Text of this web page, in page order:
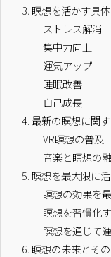
3. 瞑想を活かす具
ストレス解消
集中力向上
運気アップ
睡眠改善
自己成長
4.最新の瞑想に関
VR瞑想の普及
音楽と瞑想の
5. 瞑想を最大限に
瞑想の効果を
瞑想を習慣化
瞑想を通じて
6. 瞑想の未来とそ